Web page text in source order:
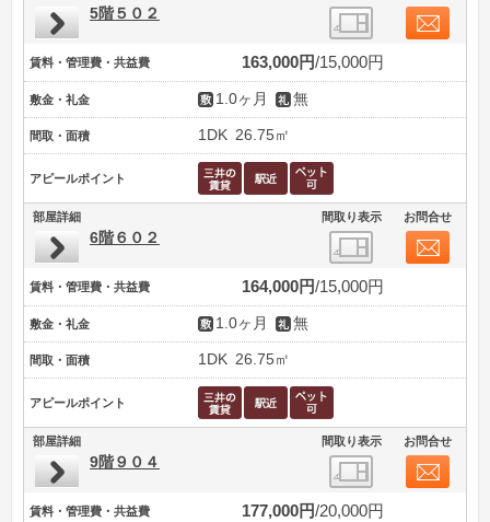
5階５０２
賃料・管理費・共益費 163,000円 15,000円
敷金・礼金 1.0ヶ月 無
間取・面積 1DK 26.75㎡
アピールポイント
部屋詳細 間取り表示 お問合せ
6階６０２
賃料・管理費・共益費 164,000円 15,000円
敷金・礼金 1.0ヶ月 無
間取・面積 1DK 26.75㎡
アピールポイント
部屋詳細 間取り表示 お問合せ
9階９０４
賃料・管理費・共益費 177,000円 20,000円